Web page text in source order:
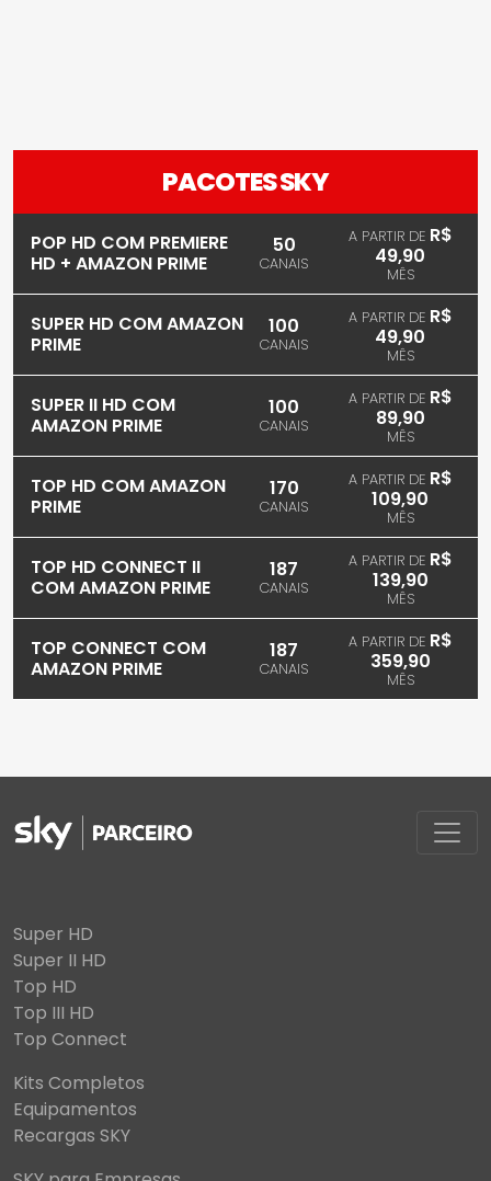
PACOTES SKY
POP HD COM PREMIERE
HD + AMAZON PRIME
50
CANAIS
A PARTIR DE R$
49,90
MÊS
SUPER HD COM AMAZON
PRIME
100
CANAIS
A PARTIR DE R$
49,90
MÊS
SUPER II HD COM
AMAZON PRIME
100
CANAIS
A PARTIR DE R$
89,90
MÊS
TOP HD COM AMAZON
PRIME
170
CANAIS
A PARTIR DE R$
109,90
MÊS
TOP HD CONNECT II
COM AMAZON PRIME
187
CANAIS
A PARTIR DE R$
139,90
MÊS
TOP CONNECT COM
AMAZON PRIME
187
CANAIS
A PARTIR DE R$
359,90
MÊS
Super HD
Super II HD
Top HD
Top III HD
Top Connect
Kits Completos
Equipamentos
Recargas SKY